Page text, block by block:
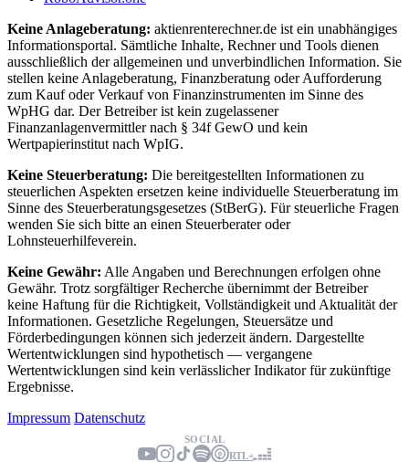
Keine Anlageberatung: aktienrenterechner.de ist ein unabhängiges
Informationsportal. Sämtliche Inhalte, Rechner und Tools dienen
ausschließlich der allgemeinen und unverbindlichen Information. Sie
stellen keine Anlageberatung, Finanzberatung oder Aufforderung
zum Kauf oder Verkauf von Finanzinstrumenten im Sinne des
WpHG dar. Der Betreiber ist kein zugelassener
Finanzanlagenvermittler nach § 34f GewO und kein
Wertpapierinstitut nach WpIG.
Keine Steuerberatung: Die bereitgestellten Informationen zu
steuerlichen Aspekten ersetzen keine individuelle Steuerberatung im
Sinne des Steuerberatungsgesetzes (StBerG). Für steuerliche Fragen
wenden Sie sich bitte an einen Steuerberater oder
Lohnsteuerhilfeverein.
Keine Gewähr: Alle Angaben und Berechnungen erfolgen ohne
Gewähr. Trotz sorgfältiger Recherche übernimmt der Betreiber
keine Haftung für die Richtigkeit, Vollständigkeit und Aktualität der
Informationen. Gesetzliche Regelungen, Steuersätze und
Förderbedingungen können sich jederzeit ändern. Dargestellte
Wertentwicklungen sind hypothetisch — vergangene
Wertentwicklungen sind kein verlässlicher Indikator für zukünftige
Ergebnisse.
Impressum Datenschutz
SOCIAL
RTL+